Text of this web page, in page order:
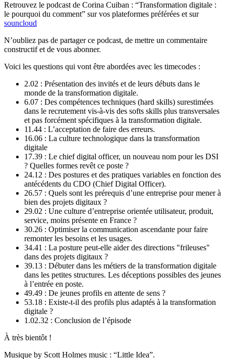
Retrouvez le podcast de Corina Cuiban : “Transformation digitale :
le pourquoi du comment” sur vos plateformes préférées et sur
souncloud
N’oubliez pas de partager ce podcast, de mettre un commentaire
constructif et de vous abonner.
Voici les questions qui vont être abordées avec les timecodes :
2.02 : Présentation des invités et de leurs débuts dans le
monde de la transformation digitale.
6.07 : Des compétences techniques (hard skills) surestimées
dans le recrutement vis-à-vis des softs skills plus transversales
et pas forcément spécifiques à la transformation digitale.
11.44 : L’acceptation de faire des erreurs.
16.06 : La culture technologique dans la transformation
digitale
17.39 : Le chief digital officer, un nouveau nom pour les DSI
? Quelles formes revêt ce poste ?
24.12 : Des postures et des pratiques variables en fonction des
antécédents du CDO (Chief Digital Officer).
26.57 : Quels sont les prérequis d’une entreprise pour mener à
bien des projets digitaux ?
29.02 : Une culture d’entreprise orientée utilisateur, produit,
service, moins présente en France ?
30.26 : Optimiser la communication ascendante pour faire
remonter les besoins et les usages.
34.41 : La posture peut-elle aider des directions "frileuses"
dans des projets digitaux ?
39.13 : Débuter dans les métiers de la transformation digitale
dans les petites structures. Les déceptions possibles des jeunes
à l’entrée en poste.
49.49 : De jeunes profils en attente de sens ?
53.18 : Existe-t-il des profils plus adaptés à la transformation
digitale ?
1.02.32 : Conclusion de l’épisode
À très bientôt !
Musique by Scott Holmes music : “Little Idea”.